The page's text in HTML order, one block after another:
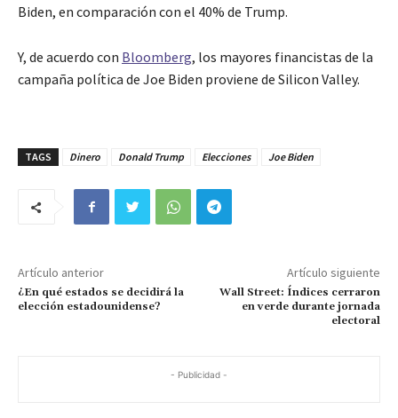
Biden, en comparación con el 40% de Trump.
Y, de acuerdo con Bloomberg, los mayores financistas de la
campaña política de Joe Biden proviene de Silicon Valley.
TAGS Dinero Donald Trump Elecciones Joe Biden
Artículo anterior
¿En qué estados se decidirá la
elección estadounidense?
Artículo siguiente
Wall Street: Índices cerraron
en verde durante jornada
electoral
- Publicidad -